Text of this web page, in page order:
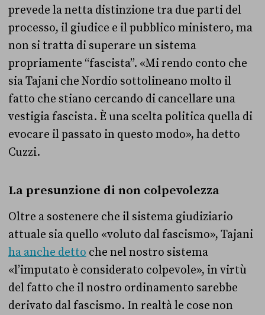
prevede la netta distinzione tra due parti del
processo, il giudice e il pubblico ministero, ma
non si tratta di superare un sistema
propriamente “fascista”. «Mi rendo conto che
sia Tajani che Nordio sottolineano molto il
fatto che stiano cercando di cancellare una
vestigia fascista. È una scelta politica quella di
evocare il passato in questo modo», ha detto
Cuzzi.
La presunzione di non colpevolezza
Oltre a sostenere che il sistema giudiziario
attuale sia quello «voluto dal fascismo», Tajani
ha anche detto che nel nostro sistema
«l’imputato è considerato colpevole», in virtù
del fatto che il nostro ordinamento sarebbe
derivato dal fascismo. In realtà le cose non